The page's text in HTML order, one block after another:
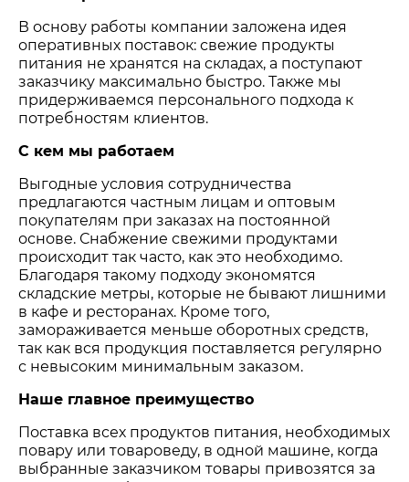
В основу работы компании заложена идея
оперативных поставок: свежие продукты
питания не хранятся на складах, а поступают
заказчику максимально быстро. Также мы
придерживаемся персонального подхода к
потребностям клиентов.
С кем мы работаем
Выгодные условия сотрудничества
предлагаются частным лицам и оптовым
покупателям при заказах на постоянной
основе. Снабжение свежими продуктами
происходит так часто, как это необходимо.
Благодаря такому подходу экономятся
складские метры, которые не бывают лишними
в кафе и ресторанах. Кроме того,
замораживается меньше оборотных средств,
так как вся продукция поставляется регулярно
с невысоким минимальным заказом.
Наше главное преимущество
Поставка всех продуктов питания, необходимых
повару или товароведу, в одной машине, когда
выбранные заказчиком товары привозятся за